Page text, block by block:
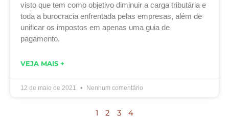
visto que tem como objetivo diminuir a carga tributária e
toda a burocracia enfrentada pelas empresas, além de
unificar os impostos em apenas uma guia de
pagamento.
VEJA MAIS +
12 de maio de 2021 Nenhum comentário
1 2 3 4